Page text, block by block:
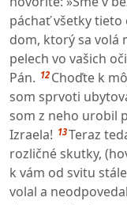
páchať všetky tieto
dom, ktorý sa volá
pelech vo vašich
Pán. 12 Choďte k
som sprvoti
som z neho urobil
Izraela! 13Teraz
rozličné skutky,
k vám od svitu
volal a